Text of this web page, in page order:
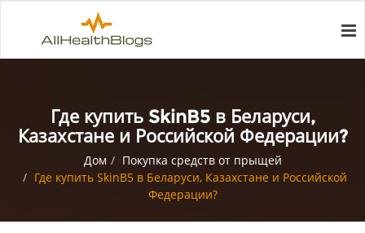
Где купить SkinB5 в Беларуси,
Казахстане и Российской Федерации?
Дом
Покупка средств от прыщей
Где купить SkinB5 в Беларуси, Казахстане и Российской
Федерации?